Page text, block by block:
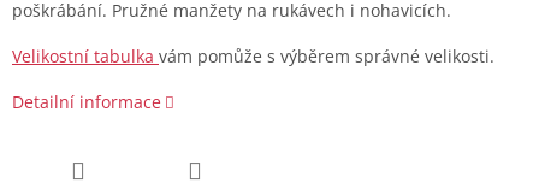
poškrábání. Pružné manžety na rukávech i nohavicích.
Velikostní tabulka vám pomůže s výběrem správné velikosti.
Detailní informace